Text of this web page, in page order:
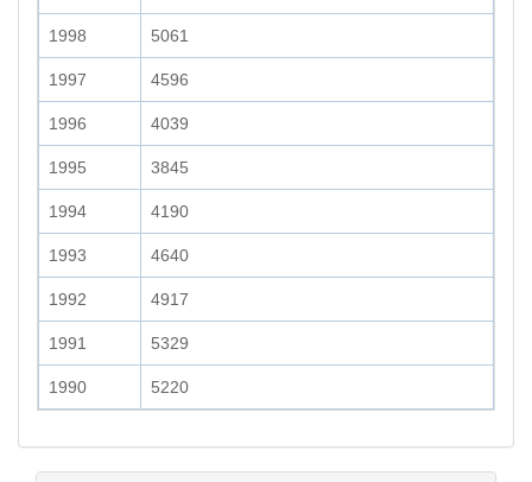
1998 5061
1997 4596
1996 4039
1995 3845
1994 4190
1993 4640
1992 4917
1991 5329
1990 5220